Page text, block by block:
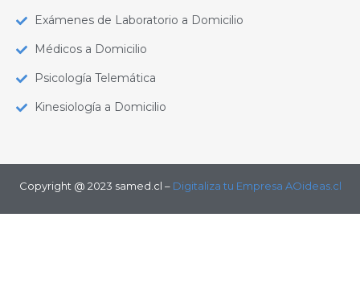
Exámenes de Laboratorio a Domicilio
Médicos a Domicilio
Psicología Telemática
Kinesiología a Domicilio
Copyright @ 2023 samed.cl – Digitaliza tu Empresa AOideas.cl